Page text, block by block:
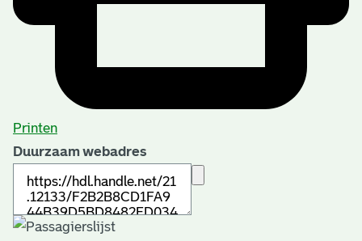
Printen
Duurzaam webadres